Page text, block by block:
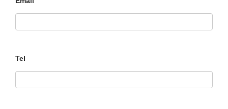
Tel